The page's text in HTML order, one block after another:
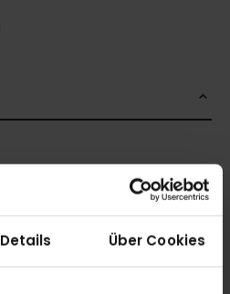
Details Über Cookies